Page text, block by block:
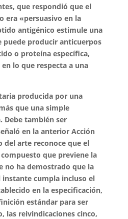
que respondió que el
era «persuasivo en la
antigénico estimule una
puede producir anticuerpos
o proteína específica,
lo que respecta a una
producida por una
que una simple
Debe también ser
en la anterior Acción
del arte reconoce que el
que previene la
no ha demostrado que la
instante cumpla incluso el
en la especificación,
estándar para ser
las reivindicaciones cinco,